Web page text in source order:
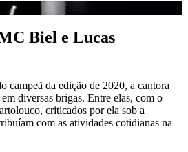
Biel e Lucas
campeã da edição de 2020, a cantora
diversas brigas. Entre elas, com o
criticados por ela sob a
com as atividades cotidianas na